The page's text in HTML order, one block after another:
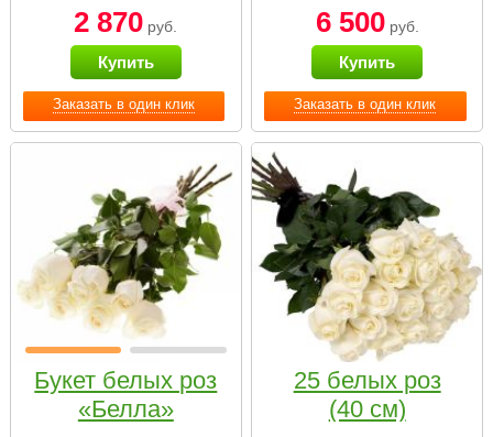
Заказать в один клик
2 870 руб.
Купить
Заказать в один клик
6 500руб.
Купить
Букет белых роз
«Белла»
25 белых роз
(40 см)